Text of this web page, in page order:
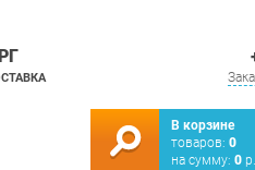
В корзине
товаров: 0
на сумму: 0 р.